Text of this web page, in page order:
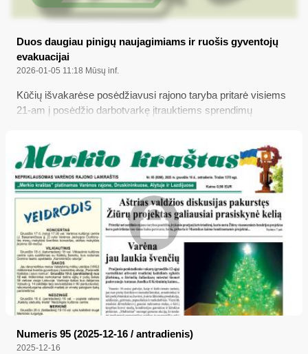
Duos daugiau pinigų naujagimiams ir ruošis gyventojų
evakuacijai
2026-01-05 11:18 Mūsų inf.
Kūčių išvakarėse posėdžiavusi rajono taryba pritarė visiems
21-am į posėdžio darbotvarkę įtrauktiems sprendimų
dienos padidinti vienkartinę finansinę paramą naujagimio
tėvams bei už Valstybės gynybos fondo lėšas pasirūpinti
būtinomis priemonėmis, kurių prireiktų evakuojant gyventojus
ekstremalių situacijų atvejais...
Numeris 95 (2025-12-16 / antradienis)
2025-12-16